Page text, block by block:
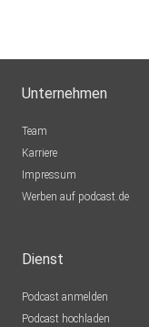
Unternehmen
Team
Karriere
Impressum
Werben auf podcast.de
Dienst
Podcast anmelden
Podcast hochladen